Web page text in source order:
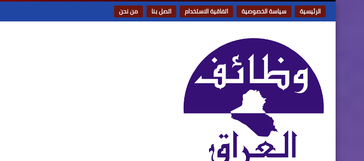
الرئيسية سياسة الخصوصية اتفاقية الاستخدام اتصل بنا من نحن